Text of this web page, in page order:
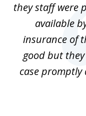
they staff were
available
insurance of
good but
case promptly